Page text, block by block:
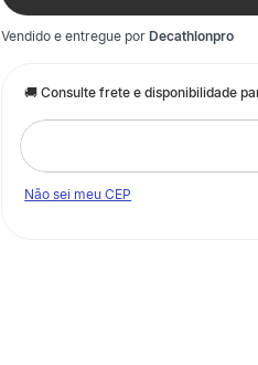
Vendido e entregue porDecathlonpro
Não sei meu CEP